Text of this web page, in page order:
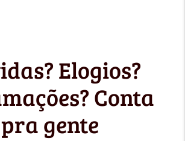
Elogios?
Conta
pra gente